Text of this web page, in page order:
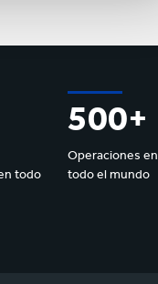
todo
500+
Operaciones en
todo el mundo